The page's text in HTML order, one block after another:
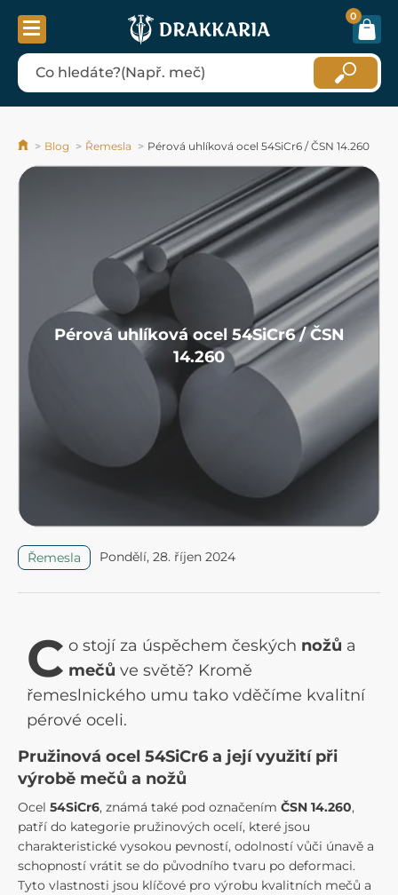
0
Blog Řemesla Pérová uhlíková ocel 54SiCr6 / ČSN 14.260
Pérová uhlíková ocel 54SiCr6 / ČSN
14.260
Řemesla Pondělí, 28. říjen 2024
C o stojí za úspěchem českých nožů a
mečů ve světě? Kromě
řemeslnického umu tako vděčíme kvalitní
pérové oceli.
Pružinová ocel 54SiCr6 a její využití při
výrobě mečů a nožů
Ocel 54SiCr6, známá také pod označením ČSN 14.260,
patří do kategorie pružinových ocelí, které jsou
charakteristické vysokou pevností, odolností vůči únavě a
schopností vrátit se do původního tvaru po deformaci.
Tyto vlastnosti jsou klíčové pro výrobu kvalitních mečů a